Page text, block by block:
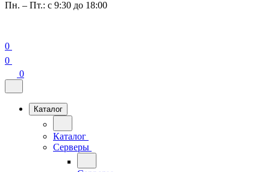
Пн. – Пт.: с 9:30 до 18:00
0
0
0
Каталог
Каталог
Серверы